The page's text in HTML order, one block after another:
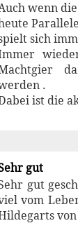
wenn
sich
.
ist die
gut
gut
vom